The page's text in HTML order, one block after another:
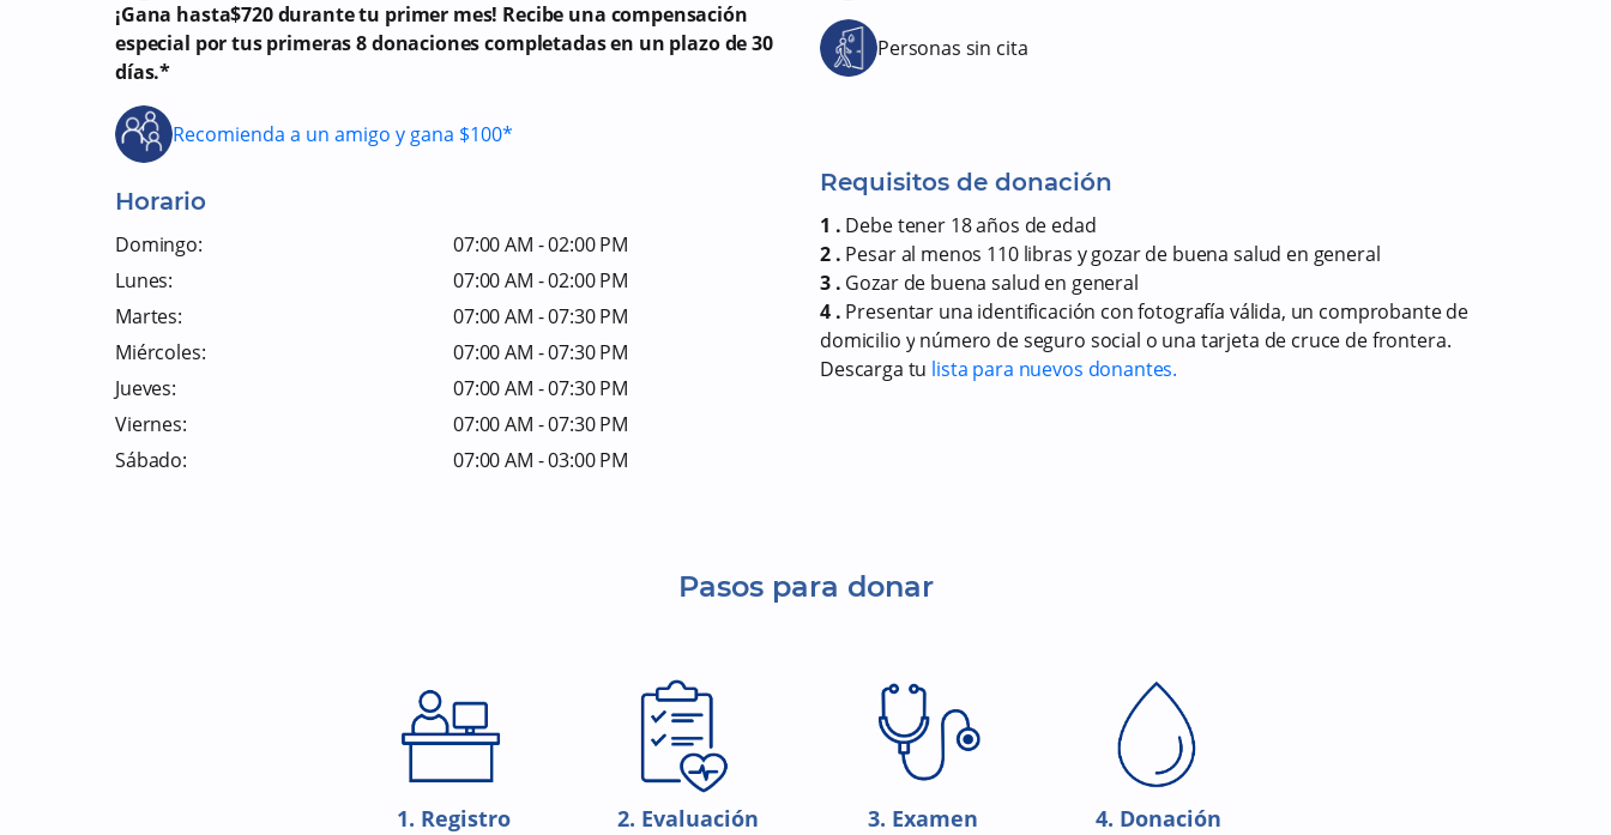
¡Gana hasta$720 durante tu primer mes! Recibe una compensación
especial por tus primeras 8 donaciones completadas en un plazo de 30
días.*
Recomienda a un amigo y gana $100*
Horario
Domingo:
07:00 AM - 02:00 PM
Lunes:
07:00 AM - 02:00 PM
Martes:
07:00 AM - 07:30 PM
Miércoles:
07:00 AM - 07:30 PM
Jueves:
07:00 AM - 07:30 PM
Viernes:
07:00 AM - 07:30 PM
Sábado:
07:00 AM - 03:00 PM
Personas sin cita
Requisitos de donación
1 . Debe tener 18 años de edad
2 . Pesar al menos 110 libras y gozar de buena salud en general
3 . Gozar de buena salud en general
4 . Presentar una identificación con fotografía válida, un comprobante de
domicilio y número de seguro social o una tarjeta de cruce de frontera.
Descarga tu lista para nuevos donantes.
Pasos para donar
1. Registro 2. Evaluación
3. Examen
4. Donación